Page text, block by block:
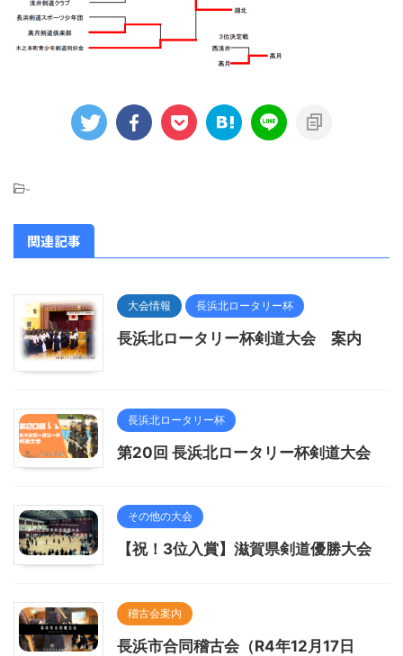
-
関連記事
大会情報 長浜北ロータリー杯
長浜北ロータリー杯剣道大会 案内
長浜北ロータリー杯
第20回 長浜北ロータリー杯剣道大会
その他の大会
【祝！3位入賞】滋賀県剣道優勝大会
稽古会案内
長浜市合同稽古会（R4年12月17日